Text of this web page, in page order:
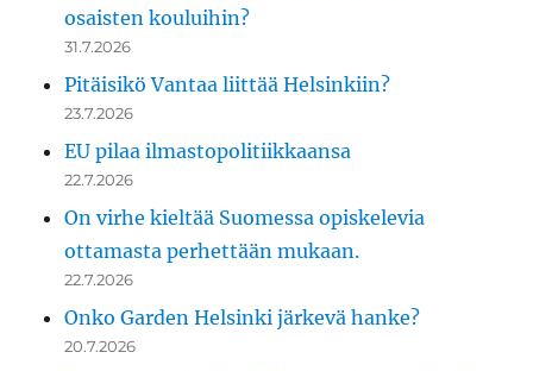
osaisten kouluihin?
31.7.2026
Pitäisikö Vantaa liittää Helsinkiin?
23.7.2026
EU pilaa ilmastopolitiikkaansa
22.7.2026
On virhe kieltää Suomessa opiskelevia
ottamasta perhettään mukaan.
22.7.2026
Onko Garden Helsinki järkevä hanke?
20.7.2026